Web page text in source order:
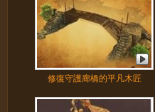
修復守護廊橋的平凡木匠